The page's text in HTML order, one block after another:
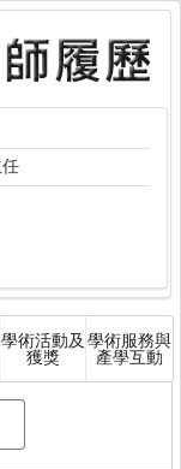
學術活動及
獲獎
學術服務與
產學互動